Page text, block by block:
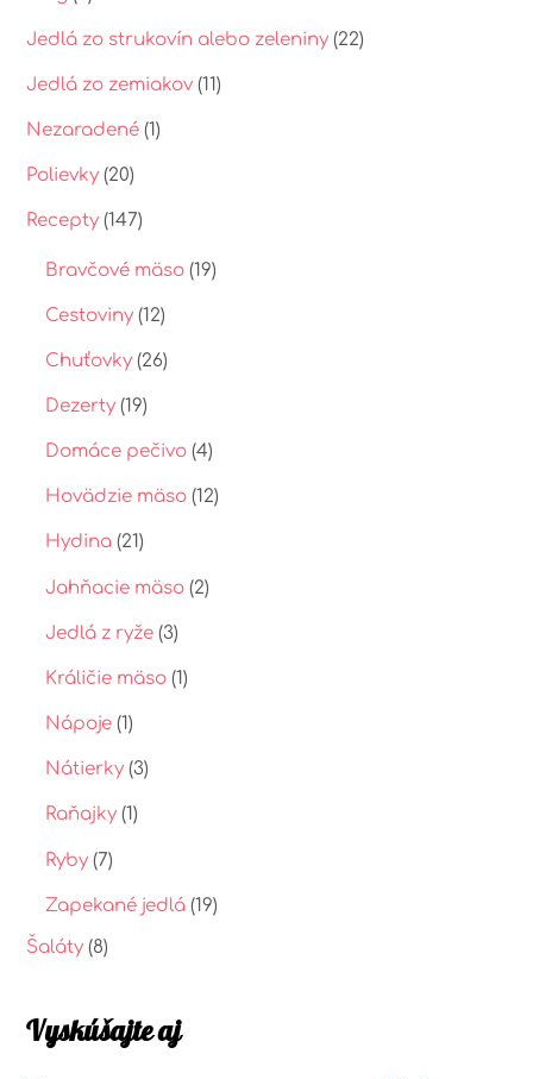
Jedlá zo strukovín alebo zeleniny (22)
Jedlá zo zemiakov (11)
Nezaradené (1)
Polievky (20)
Recepty (147)
Bravčové mäso(19)
Cestoviny(12)
Chuťovky(26)
Dezerty(19)
Domáce pečivo(4)
Hovädzie mäso(12)
Hydina(21)
Jahňacie mäso(2)
Jedlá z ryže(3)
Králičie mäso(1)
Nápoje(1)
Nátierky(3)
Raňajky(1)
Ryby(7)
Zapekané jedlá(19)
Šaláty (8)
Vyskúšajte aj